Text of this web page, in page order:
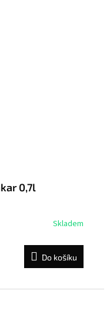
0,7l
Skladem
Do košíku